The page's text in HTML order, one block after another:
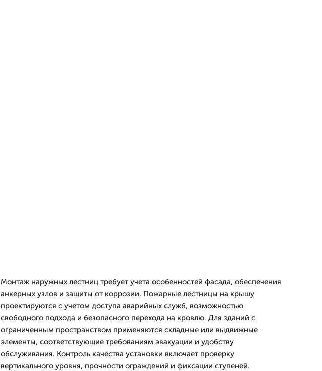
Монтаж наружных лестниц требует учета особенностей фасада, обеспечения
анкерных узлов и защиты от коррозии. Пожарные лестницы на крышу
проектируются с учетом доступа аварийных служб, возможностью
свободного подхода и безопасного перехода на кровлю. Для зданий с
ограниченным пространством применяются складные или выдвижные
элементы, соответствующие требованиям эвакуации и удобству
обслуживания. Контроль качества установки включает проверку
вертикального уровня, прочности ограждений и фиксации ступеней.